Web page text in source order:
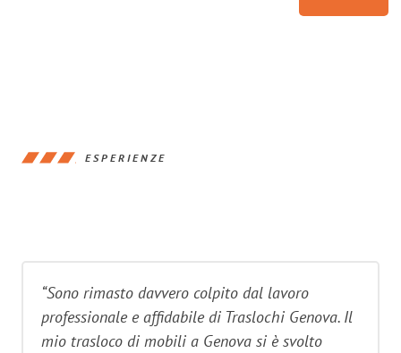
ESPERIENZE
“Sono rimasto davvero colpito dal lavoro
professionale e affidabile di Traslochi Genova. Il
mio trasloco di mobili a Genova si è svolto